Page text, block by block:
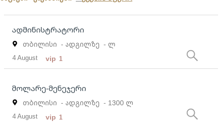
ადმინისტრატორი
თბილისი - ადგილზე - ლ
4 August vip 1
მოლარე-მენეჯერი
თბილისი - ადგილზე - 1300 ლ
4 August vip 1